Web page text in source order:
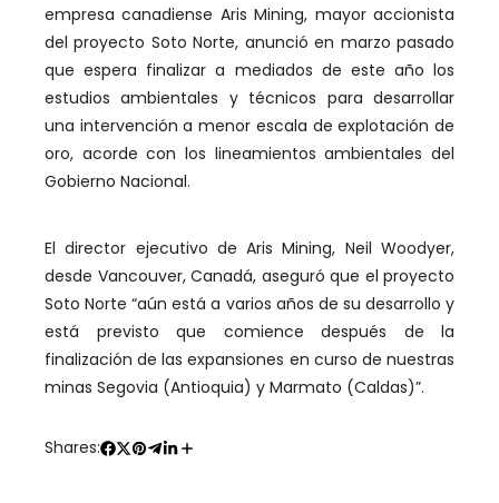
empresa canadiense Aris Mining, mayor accionista
del proyecto Soto Norte, anunció en marzo pasado
que espera finalizar a mediados de este año los
estudios ambientales y técnicos para desarrollar
una intervención a menor escala de explotación de
oro, acorde con los lineamientos ambientales del
Gobierno Nacional.
El director ejecutivo de Aris Mining, Neil Woodyer,
desde Vancouver, Canadá, aseguró que el proyecto
Soto Norte “aún está a varios años de su desarrollo y
está previsto que comience después de la
finalización de las expansiones en curso de nuestras
minas Segovia (Antioquia) y Marmato (Caldas)”.
Shares: